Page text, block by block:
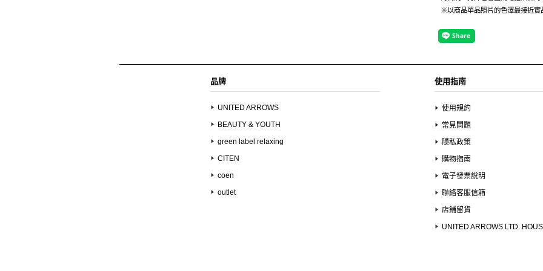
※以商品單品照片的色澤最接近實
品牌
UNITED ARROWS
BEAUTY & YOUTH
green label relaxing
CITEN
coen
outlet
使用指南
使用規約
常見問題
隱私政策
購物指南
電子發票說明
聯絡客服信箱
店鋪留貨
UNITED ARROWS LTD.